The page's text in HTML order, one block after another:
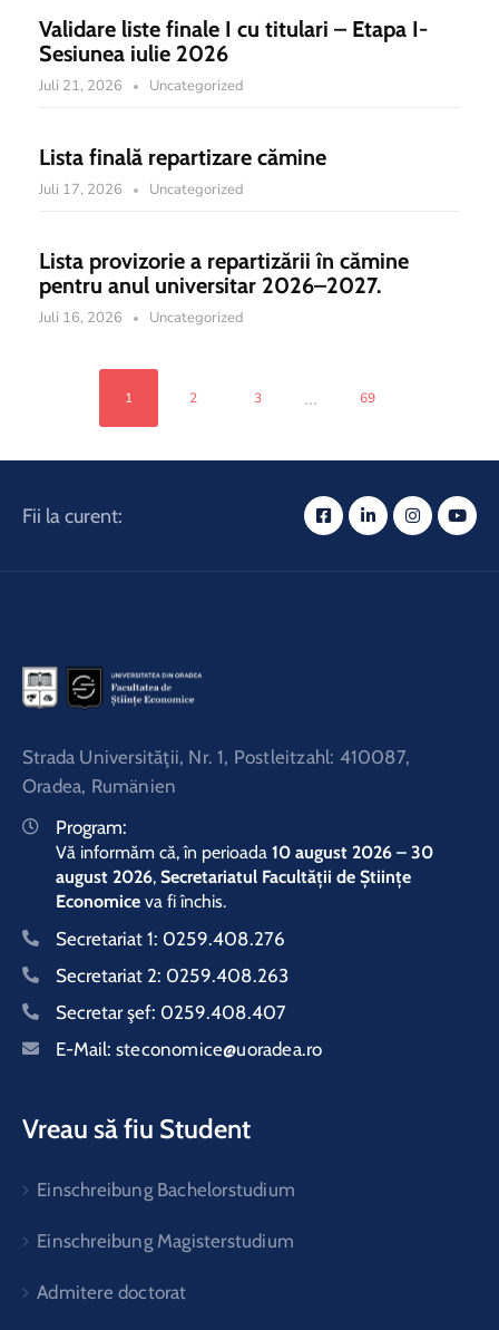
Validare liste finale I cu titulari – Etapa I-
Sesiunea iulie 2026
Juli 21, 2026 Uncategorized
Lista finală repartizare cămine
Juli 17, 2026 Uncategorized
Lista provizorie a repartizării în cămine
pentru anul universitar 2026–2027.
Juli 16, 2026 Uncategorized
1 2 3 ... 69
Fii la curent:
Strada Universităţii, Nr. 1, Postleitzahl: 410087,
Oradea, Rumänien
Program:
Vă informăm că, în perioada 10 august 2026 – 30
august 2026, Secretariatul Facultății de Științe
Economice va fi închis.
Secretariat 1: 0259.408.276
Secretariat 2: 0259.408.263
Secretar şef: 0259.408.407
E-Mail: steconomice@uoradea.ro
Vreau să fiu Student
Einschreibung Bachelorstudium
Einschreibung Magisterstudium
Admitere doctorat